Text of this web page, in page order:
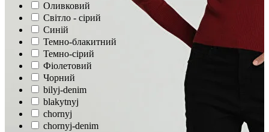
Оливковий
Світло - сірий
Синій
Темно-блакитний
Темно-сірий
Фіолетовий
Чорний
bilyj-denim
blakytnyj
chornyj
chornyj-denim